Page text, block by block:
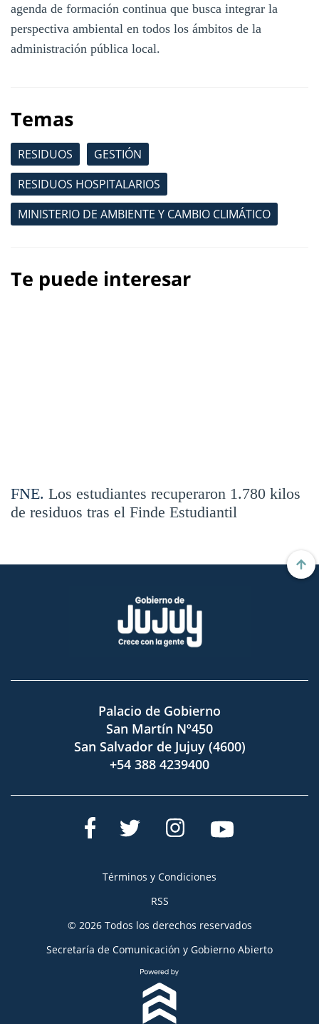
agenda de formación continua que busca integrar la
perspectiva ambiental en todos los ámbitos de la
administración pública local.
Temas
RESIDUOS
GESTIÓN
RESIDUOS HOSPITALARIOS
MINISTERIO DE AMBIENTE Y CAMBIO CLIMÁTICO
Te puede interesar
FNE. Los estudiantes recuperaron 1.780 kilos
de residuos tras el Finde Estudiantil
Palacio de Gobierno
San Martín Nº450
San Salvador de Jujuy (4600)
+54 388 4239400
Términos y Condiciones
RSS
© 2026 Todos los derechos reservados
Secretaría de Comunicación y Gobierno Abierto